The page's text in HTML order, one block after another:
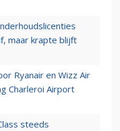
maar krapte blijft
Ryanair en Wizz Air
Charleroi Airport
steeds